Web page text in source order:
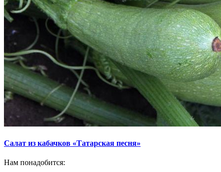
Салат из кабачков «Татарская песня»
Нам понадобится: